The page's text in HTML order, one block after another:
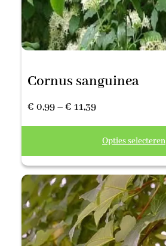
Cornus sanguinea
€ 0,99–€ 11,39Prijsklasse:
€ 0,99
tot
€ 11,39
Opties selecteren